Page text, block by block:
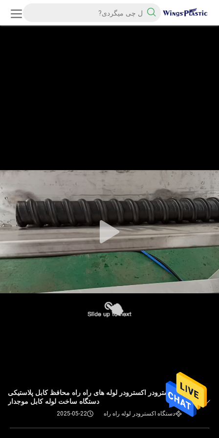
اکسترودر اکسترودر لوله های راه راه محافظ کابل پلاستیکی
دستگاه ساخت لوله کابل موجدار
دستگاه اکسترودر لوله راه راه 2025-05-22